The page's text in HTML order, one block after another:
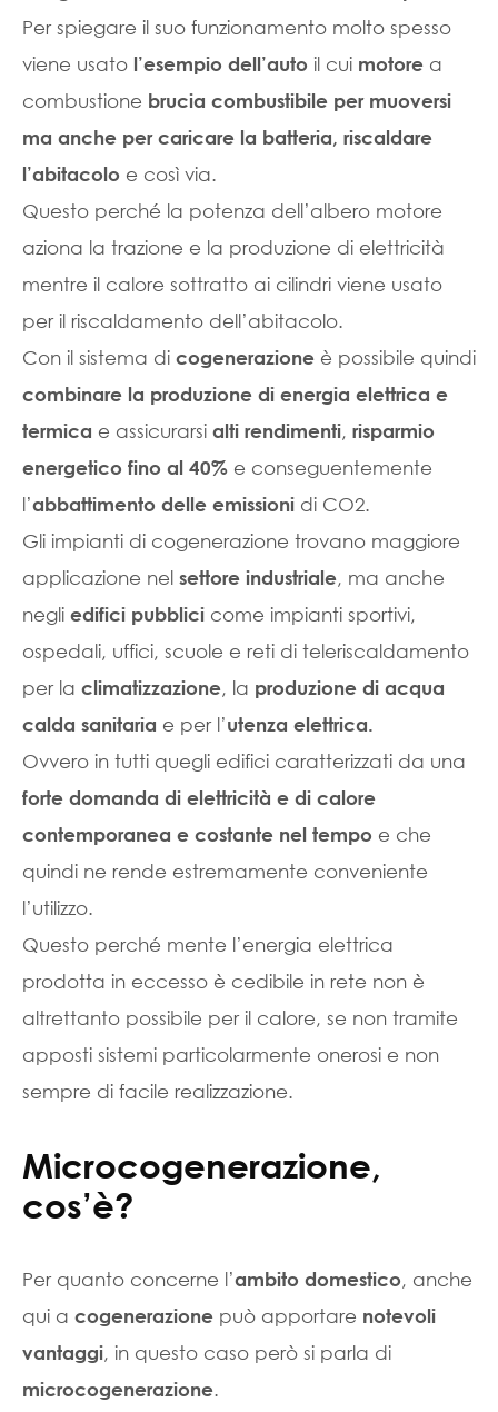
Per spiegare il suo funzionamento molto spesso
viene usato l’esempio dell’auto il cui motore a
combustione brucia combustibile per muoversi
ma anche per caricare la batteria, riscaldare
l’abitacolo e così via.
Questo perché la potenza dell’albero motore
aziona la trazione e la produzione di elettricità
mentre il calore sottratto ai cilindri viene usato
per il riscaldamento dell’abitacolo.
Con il sistema di cogenerazione è possibile quindi
combinare la produzione di energia elettrica e
termica e assicurarsi alti rendimenti, risparmio
energetico fino al 40% e conseguentemente
l’abbattimento delle emissioni di CO2.
Gli impianti di cogenerazione trovano maggiore
applicazione nel settore industriale, ma anche
negli edifici pubblici come impianti sportivi,
ospedali, uffici, scuole e reti di teleriscaldamento
per la climatizzazione, la produzione di acqua
calda sanitaria e per l’utenza elettrica.
Ovvero in tutti quegli edifici caratterizzati da una
forte domanda di elettricità e di calore
contemporanea e costante nel tempo e che
quindi ne rende estremamente conveniente
l’utilizzo.
Questo perché mente l’energia elettrica
prodotta in eccesso è cedibile in rete non è
altrettanto possibile per il calore, se non tramite
apposti sistemi particolarmente onerosi e non
sempre di facile realizzazione.
Microcogenerazione,
cos’è?
Per quanto concerne l’ambito domestico, anche
qui a cogenerazione può apportare notevoli
vantaggi, in questo caso però si parla di
microcogenerazione.